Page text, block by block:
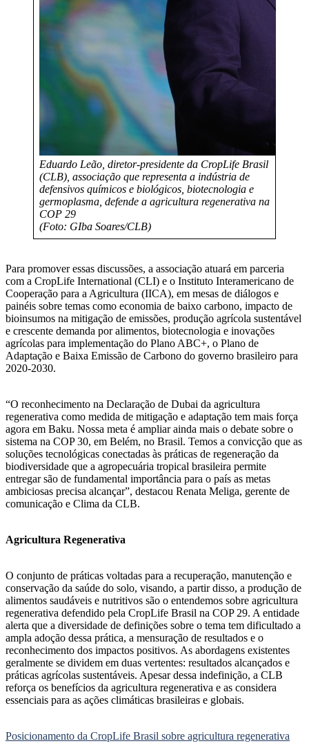
Eduardo Leão, diretor-presidente da CropLife Brasil
(CLB), associação que representa a indústria de
defensivos químicos e biológicos, biotecnologia e
germoplasma, defende a agricultura regenerativa na
COP 29
(Foto: GIba Soares/CLB)
Para promover essas discussões, a associação atuará em parceria
com a CropLife International (CLI) e o Instituto Interamericano de
Cooperação para a Agricultura (IICA), em mesas de diálogos e
painéis sobre temas como economia de baixo carbono, impacto de
bioinsumos na mitigação de emissões, produção agrícola sustentável
e crescente demanda por alimentos, biotecnologia e inovações
agrícolas para implementação do Plano ABC+, o Plano de
Adaptação e Baixa Emissão de Carbono do governo brasileiro para
2020-2030.
“O reconhecimento na Declaração de Dubai da agricultura
regenerativa como medida de mitigação e adaptação tem mais força
agora em Baku. Nossa meta é ampliar ainda mais o debate sobre o
sistema na COP 30, em Belém, no Brasil. Temos a convicção que as
soluções tecnológicas conectadas às práticas de regeneração da
biodiversidade que a agropecuária tropical brasileira permite
entregar são de fundamental importância para o país as metas
ambiciosas precisa alcançar”, destacou Renata Meliga, gerente de
comunicação e Clima da CLB.
Agricultura Regenerativa
O conjunto de práticas voltadas para a recuperação, manutenção e
conservação da saúde do solo, visando, a partir disso, a produção de
alimentos saudáveis e nutritivos são o entendemos sobre agricultura
regenerativa defendido pela CropLife Brasil na COP 29. A entidade
alerta que a diversidade de definições sobre o tema tem dificultado a
ampla adoção dessa prática, a mensuração de resultados e o
reconhecimento dos impactos positivos. As abordagens existentes
geralmente se dividem em duas vertentes: resultados alcançados e
práticas agrícolas sustentáveis. Apesar dessa indefinição, a CLB
reforça os benefícios da agricultura regenerativa e as considera
essenciais para as ações climáticas brasileiras e globais.
Posicionamento da CropLife Brasil sobre agricultura regenerativa